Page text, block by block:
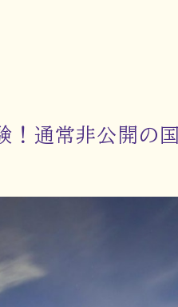
！通常非公開の